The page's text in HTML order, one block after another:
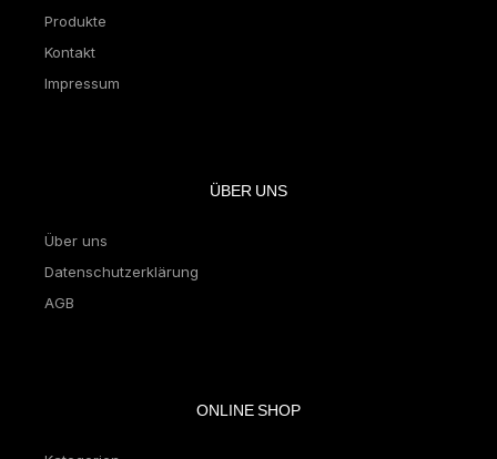
Produkte
Kontakt
Impressum
ÜBER UNS
Über uns
Datenschutzerklärung
AGB
ONLINE SHOP